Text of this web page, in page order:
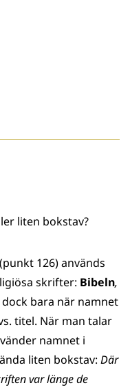
liten bokstav?
126) används
skrifter: Bibeln,
bara när namnet
titel. När man talar
namnet i
liten bokstav: Där
var länge de